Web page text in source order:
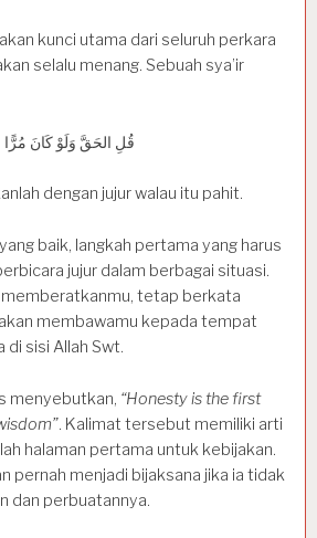
kunci utama dari seluruh perkara
selalu menang. Sebuah sya’ir
قُلِ الحَقَّ وَلَوْ كَانَ مُرًّا
dengan jujur walau itu pahit.
baik, langkah pertama yang harus
jujur dalam berbagai situasi.
tetap berkata
membawamu kepada tempat
di sisi Allah Swt.
menyebutkan, “Honesty is the first
. Kalimat tersebut memiliki arti
halaman pertama untuk kebijakan.
pernah menjadi bijaksana jika ia tidak
dan perbuatannya.